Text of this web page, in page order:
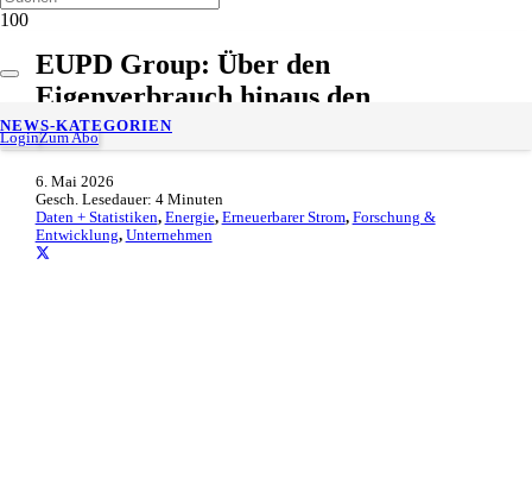
LoginZum Abo
NEWS-KATEGORIEN
EUPD Group: Über den
Eigenverbrauch hinaus den
deutschen Solarmarkt neu gestalten
6. Mai 2026
Gesch. Lesedauer: 4 Minuten
Daten + Statistiken, Energie, Erneuerbarer Strom, Forschung &
Entwicklung, Unternehmen